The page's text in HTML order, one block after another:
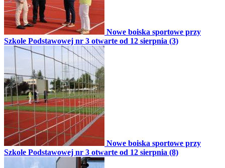
Nowe boiska sportowe przy
Szkole Podstawowej nr 3 otwarte od 12 sierpnia (3)
Nowe boiska sportowe przy
Szkole Podstawowej nr 3 otwarte od 12 sierpnia (8)